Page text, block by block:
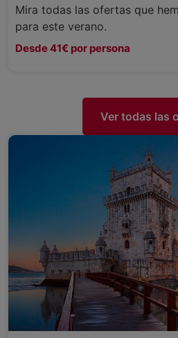
Mira todas las ofertas que
para este verano.
Desde 41€ por persona
Ver todas las